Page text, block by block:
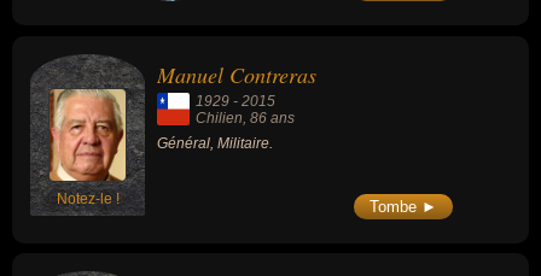
Notez-le !
Manuel Contreras
1929 - 2015
Chilien, 86 ans
Général, Militaire.
Tombe ►